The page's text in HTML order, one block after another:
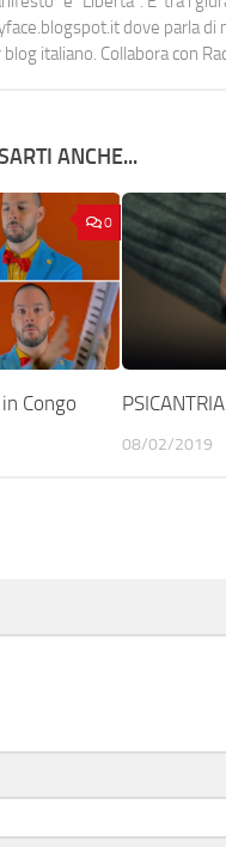
dove parla di
italiano. Collabora con
ANCHE...
0
Congo
08/02/2019